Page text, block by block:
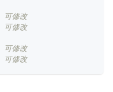
可修改
可修改
可修改
可修改